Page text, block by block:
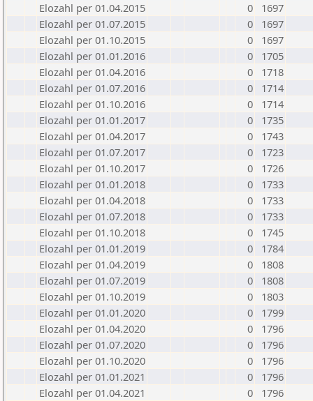
Elozahl per 01.04.2015
0
1697
Elozahl per 01.07.2015
0
1697
Elozahl per 01.10.2015
0
1697
Elozahl per 01.01.2016
0
1705
Elozahl per 01.04.2016
0
1718
Elozahl per 01.07.2016
0
1714
Elozahl per 01.10.2016
0
1714
Elozahl per 01.01.2017
0
1735
Elozahl per 01.04.2017
0
1743
Elozahl per 01.07.2017
0
1723
Elozahl per 01.10.2017
0
1726
Elozahl per 01.01.2018
0
1733
Elozahl per 01.04.2018
0
1733
Elozahl per 01.07.2018
0
1733
Elozahl per 01.10.2018
0
1745
Elozahl per 01.01.2019
0
1784
Elozahl per 01.04.2019
0
1808
Elozahl per 01.07.2019
0
1808
Elozahl per 01.10.2019
0
1803
Elozahl per 01.01.2020
0
1799
Elozahl per 01.04.2020
0
1796
Elozahl per 01.07.2020
0
1796
Elozahl per 01.10.2020
0
1796
Elozahl per 01.01.2021
0
1796
Elozahl per 01.04.2021
0
1796